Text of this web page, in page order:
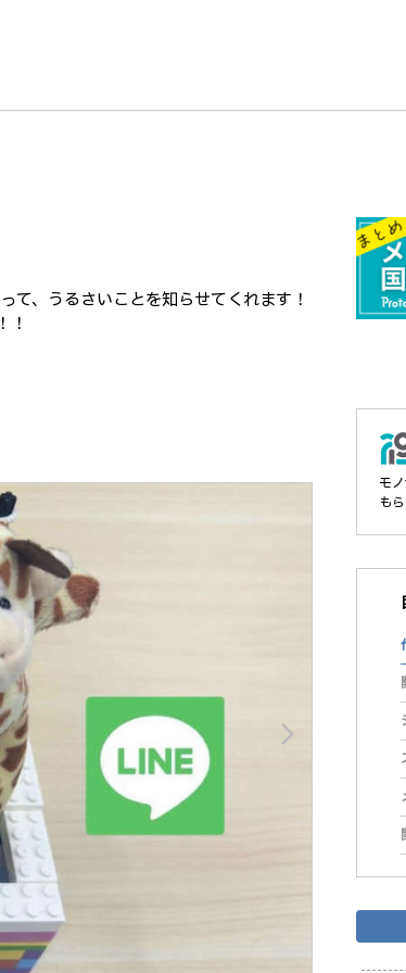
て、うるさいことを知らせてくれます！
！
arrow_forward_ios
モ
も